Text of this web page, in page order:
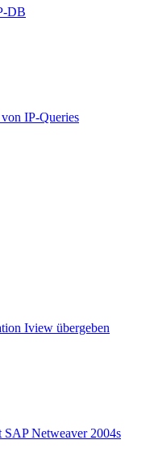
DB
IP-Queries
Iview übergeben
Netweaver 2004s